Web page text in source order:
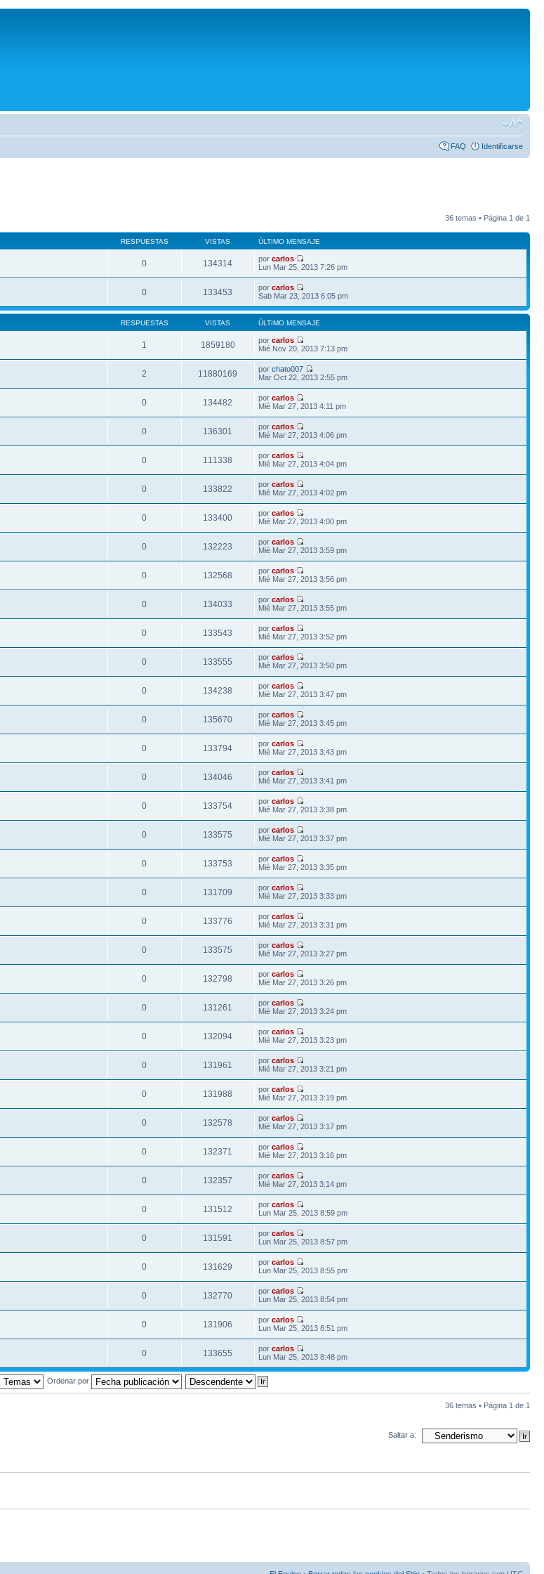
FAQ Identificarse
36 temas • Página 1 de 1
RESPUESTAS VISTAS ÚLTIMO MENSAJE
0 134314 porcarlos
Lun Mar 25, 2013 7:26 pm
0 133453 porcarlos
Sab Mar 23, 2013 6:05 pm
RESPUESTAS VISTAS ÚLTIMO MENSAJE
1 1859180 porcarlos
Mié Nov 20, 2013 7:13 pm
2 11880169 porchato007
Mar Oct 22, 2013 2:55 pm
0 134482 porcarlos
Mié Mar 27, 2013 4:11 pm
0 136301 porcarlos
Mié Mar 27, 2013 4:06 pm
0 111338 porcarlos
Mié Mar 27, 2013 4:04 pm
0 133822 porcarlos
Mié Mar 27, 2013 4:02 pm
0 133400 porcarlos
Mié Mar 27, 2013 4:00 pm
0 132223 porcarlos
Mié Mar 27, 2013 3:59 pm
0 132568 porcarlos
Mié Mar 27, 2013 3:56 pm
0 134033 porcarlos
Mié Mar 27, 2013 3:55 pm
0 133543 porcarlos
Mié Mar 27, 2013 3:52 pm
0 133555 porcarlos
Mié Mar 27, 2013 3:50 pm
0 134238 porcarlos
Mié Mar 27, 2013 3:47 pm
0 135670 porcarlos
Mié Mar 27, 2013 3:45 pm
0 133794 porcarlos
Mié Mar 27, 2013 3:43 pm
0 134046 porcarlos
Mié Mar 27, 2013 3:41 pm
0 133754 porcarlos
Mié Mar 27, 2013 3:38 pm
0 133575 porcarlos
Mié Mar 27, 2013 3:37 pm
0 133753 porcarlos
Mié Mar 27, 2013 3:35 pm
0 131709 porcarlos
Mié Mar 27, 2013 3:33 pm
0 133776 porcarlos
Mié Mar 27, 2013 3:31 pm
0 133575 porcarlos
Mié Mar 27, 2013 3:27 pm
0 132798 porcarlos
Mié Mar 27, 2013 3:26 pm
0 131261 porcarlos
Mié Mar 27, 2013 3:24 pm
0 132094 porcarlos
Mié Mar 27, 2013 3:23 pm
0 131961 porcarlos
Mié Mar 27, 2013 3:21 pm
0 131988 porcarlos
Mié Mar 27, 2013 3:19 pm
0 132578 porcarlos
Mié Mar 27, 2013 3:17 pm
0 132371 porcarlos
Mié Mar 27, 2013 3:16 pm
0 132357 porcarlos
Mié Mar 27, 2013 3:14 pm
0 131512 porcarlos
Lun Mar 25, 2013 8:59 pm
0 131591 porcarlos
Lun Mar 25, 2013 8:57 pm
0 131629 porcarlos
Lun Mar 25, 2013 8:55 pm
0 132770 porcarlos
Lun Mar 25, 2013 8:54 pm
0 131906 porcarlos
Lun Mar 25, 2013 8:51 pm
0 133655 porcarlos
Lun Mar 25, 2013 8:48 pm
Ordenar por
36 temas • Página 1 de 1
Saltar a: